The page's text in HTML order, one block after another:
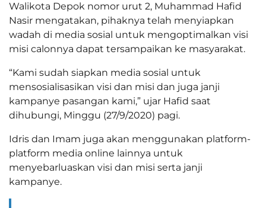
Walikota Depok nomor urut 2, Muhammad Hafid
Nasir mengatakan, pihaknya telah menyiapkan
wadah di media sosial untuk mengoptimalkan visi
misi calonnya dapat tersampaikan ke masyarakat.
“Kami sudah siapkan media sosial untuk
mensosialisasikan visi dan misi dan juga janji
kampanye pasangan kami,” ujar Hafid saat
dihubungi, Minggu (27/9/2020) pagi.
Idris dan Imam juga akan menggunakan platform-
platform media online lainnya untuk
menyebarluaskan visi dan misi serta janji
kampanye.